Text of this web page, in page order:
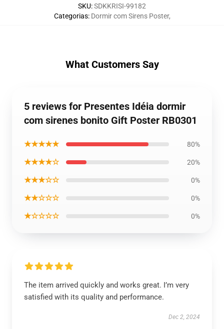
SKU:SDKKRISI-99182
Categorias: Dormir com Sirens Poster,
What Customers Say
5 reviews for Presentes Idéia dormir
com sirenes bonito Gift Poster RB0301
★★★★★ 80%
★★★★☆ 20%
★★★☆☆ 0%
★★☆☆☆ 0%
★☆☆☆☆ 0%
The item arrived quickly and works great. I’m very
satisfied with its quality and performance.
Dec 2, 2024